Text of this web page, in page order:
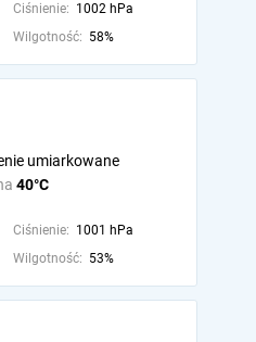
Ciśnienie: 1002 hPa
Wilgotność: 58%
40°C
umiarkowane
Ciśnienie: 1001 hPa
Wilgotność: 53%